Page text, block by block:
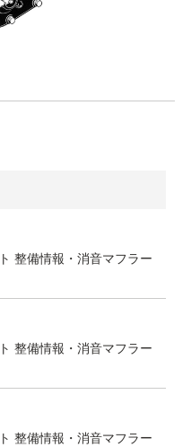
整備情報・消音マフラー
整備情報・消音マフラー
整備情報・消音マフラー